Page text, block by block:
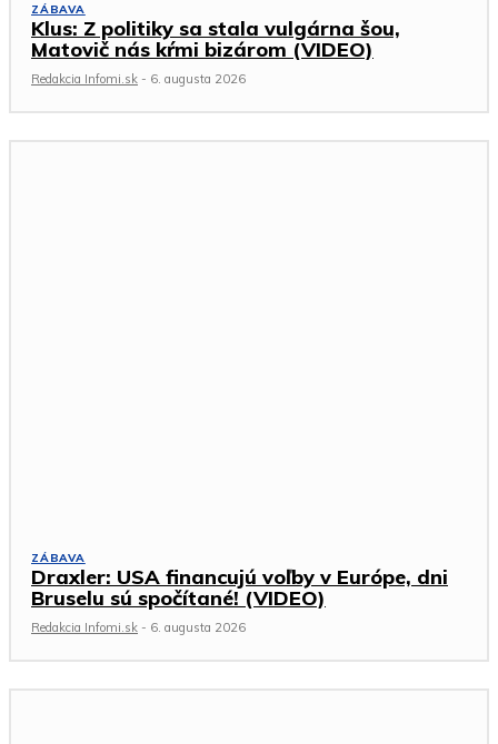
ZÁBAVA
Klus: Z politiky sa stala vulgárna šou,
Matovič nás kŕmi bizárom (VIDEO)
Redakcia Infomi.sk - 6. augusta 2026
ZÁBAVA
Draxler: USA financujú voľby v Európe, dni
Bruselu sú spočítané! (VIDEO)
Redakcia Infomi.sk - 6. augusta 2026